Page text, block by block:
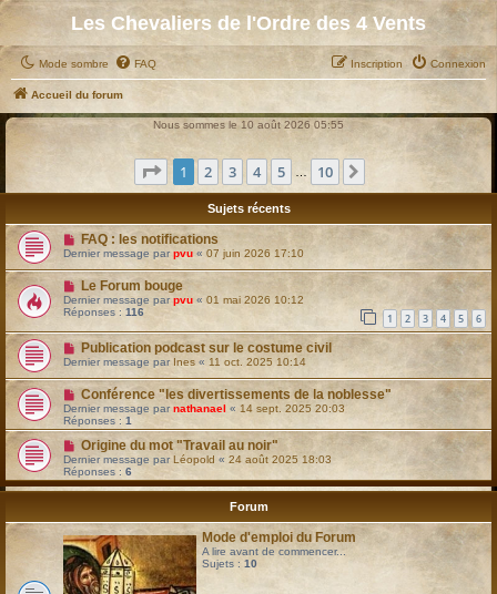
Les Chevaliers de l'Ordre des 4 Vents
Mode sombre FAQ Connexion
Inscription
Accueil du forum
Nous sommes le 10 août 2026 05:55
Page 1sur10
1 2 3 4 5 10
Sujets récents
FAQ : les notifications
Dernier message parpvu « 07 juin 2026 17:10
Le Forum bouge
Dernier message parpvu « 01 mai 2026 10:12
Réponses : 116 1 2 3 4 5 6
Publication podcast sur le costume civil
Dernier message par Ines « 11 oct. 2025 10:14
Conférence "les divertissements de la noblesse"
Dernier message parnathanael « 14 sept. 2025 20:03
Réponses : 1
Origine du mot "Travail au noir"
Dernier message par Léopold « 24 août 2025 18:03
Réponses : 6
Forum
Mode d'emploi du Forum
A lire avant de commencer...
Sujets : 10